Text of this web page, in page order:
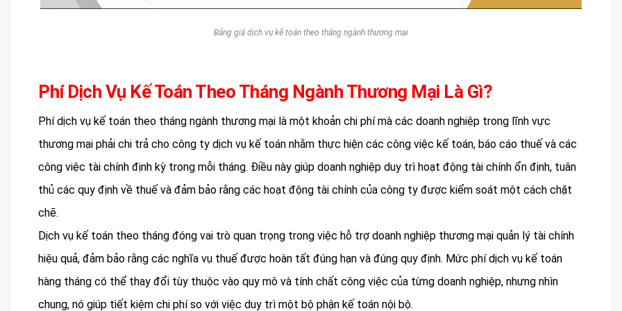
Bảng giá dịch vụ kế toán theo tháng ngành thương mại
Phí Dịch Vụ Kế Toán Theo Tháng Ngành Thương Mại Là Gì?
Phí dịch vụ kế toán theo tháng ngành thương mại là một khoản chi phí mà các doanh nghiệp trong lĩnh vực
thương mại phải chi trả cho công ty dịch vụ kế toán nhằm thực hiện các công việc kế toán, báo cáo thuế và các
công việc tài chính định kỳ trong mỗi tháng. Điều này giúp doanh nghiệp duy trì hoạt động tài chính ổn định, tuân
thủ các quy định về thuế và đảm bảo rằng các hoạt động tài chính của công ty được kiểm soát một cách chặt
chẽ.
Dịch vụ kế toán theo tháng đóng vai trò quan trọng trong việc hỗ trợ doanh nghiệp thương mại quản lý tài chính
hiệu quả, đảm bảo rằng các nghĩa vụ thuế được hoàn tất đúng hạn và đúng quy định. Mức phí dịch vụ kế toán
hàng tháng có thể thay đổi tùy thuộc vào quy mô và tính chất công việc của từng doanh nghiệp, nhưng nhìn
chung, nó giúp tiết kiệm chi phí so với việc duy trì một bộ phận kế toán nội bộ.